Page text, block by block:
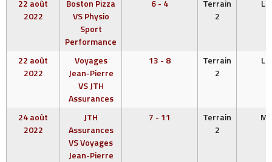
22 août
2022
Boston Pizza
VS Physio
Sport
Performance
6 - 4
Terrain
2
22 août
2022
Voyages
Jean-Pierre
VS JTH
Assurances
13 - 8
Terrain
2
24 août
2022
JTH
Assurances
VS Voyages
Jean-Pierre
7 - 11
Terrain
2